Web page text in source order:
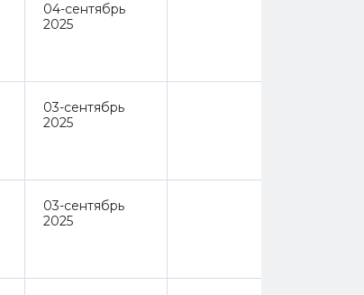
04-сентябрь
2025
03-сентябрь
2025
03-сентябрь
2025